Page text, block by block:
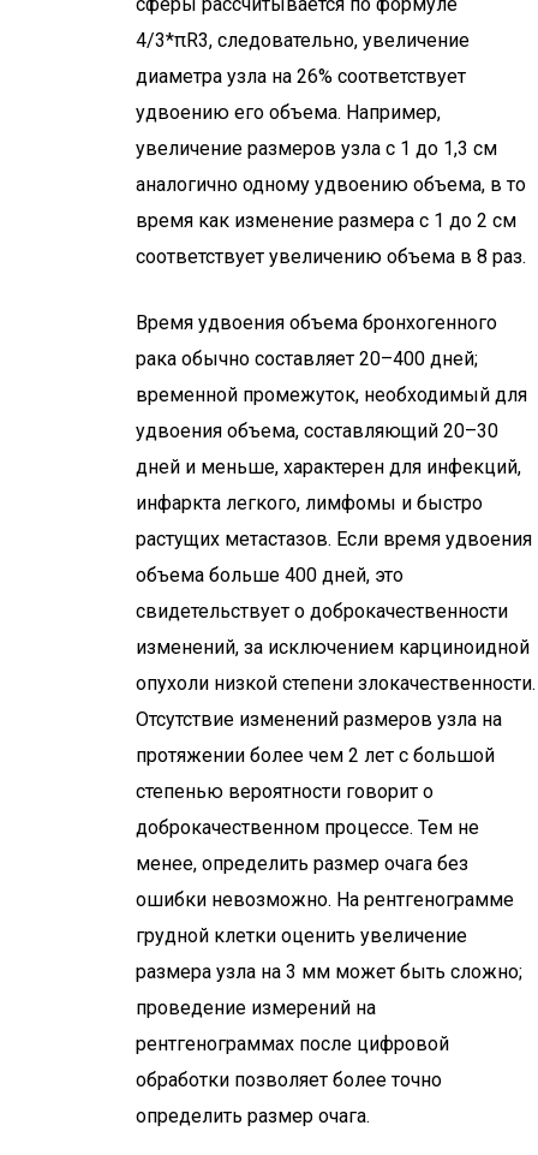
4/3*πR3, следовательно, увеличение
диаметра узла на 26% соответствует
удвоению его объема. Например,
увеличение размеров узла с 1 до 1,3 см
аналогично одному удвоению объема, в то
время как изменение размера с 1 до 2 см
соответствует увеличению объема в 8 раз.
Время удвоения объема бронхогенного
рака обычно составляет 20–400 дней;
временной промежуток, необходимый для
удвоения объема, составляющий 20–30
дней и меньше, характерен для инфекций,
инфаркта легкого, лимфомы и быстро
растущих метастазов. Если время удвоения
объема больше 400 дней, это
свидетельствует о доброкачественности
изменений, за исключением карциноидной
опухоли низкой степени злокачественности.
Отсутствие изменений размеров узла на
протяжении более чем 2 лет с большой
степенью вероятности говорит о
доброкачественном процессе. Тем не
менее, определить размер очага без
ошибки невозможно. На рентгенограмме
грудной клетки оценить увеличение
размера узла на 3 мм может быть сложно;
проведение измерений на
рентгенограммах после цифровой
обработки позволяет более точно
определить размер очага.